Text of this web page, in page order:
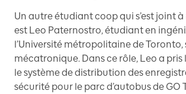
Un autre étudiant coop qui s’est joint
est Leo Paternostro, étudiant en
l’Université métropolitaine de Toronto,
mécatronique. Dans ce rôle, Leo a pris
le système de distribution des
sécurité pour le parc d’autobus de GO